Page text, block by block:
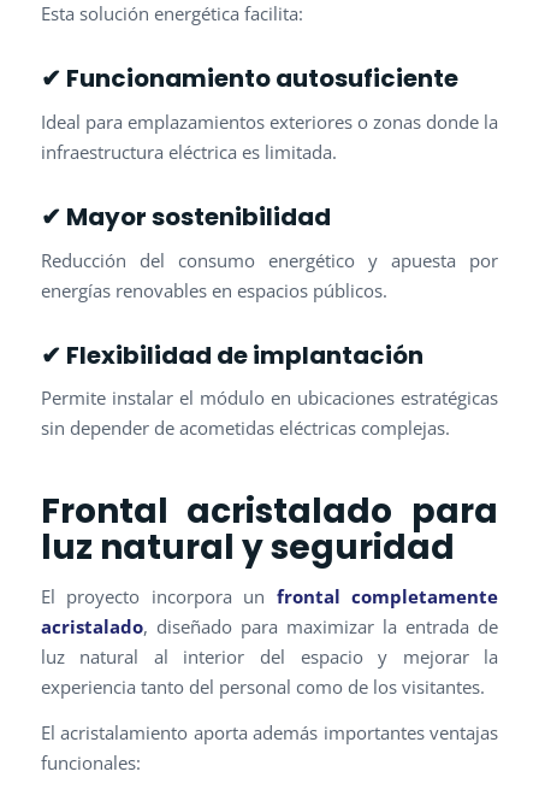
Esta solución energética facilita:
✔ Funcionamiento autosuficiente
Ideal para emplazamientos exteriores o zonas donde la
infraestructura eléctrica es limitada.
✔ Mayor sostenibilidad
Reducción del consumo energético y apuesta por
energías renovables en espacios públicos.
✔ Flexibilidad de implantación
Permite instalar el módulo en ubicaciones estratégicas
sin depender de acometidas eléctricas complejas.
Frontal acristalado para
luz natural y seguridad
El proyecto incorpora un frontal completamente
acristalado, diseñado para maximizar la entrada de
luz natural al interior del espacio y mejorar la
experiencia tanto del personal como de los visitantes.
El acristalamiento aporta además importantes ventajas
funcionales: